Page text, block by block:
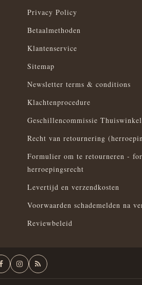
Privacy Policy
Betaalmethoden
Klantenservice
Sitemap
Newsletter terms & conditions
Klachtenprocedure
Geschillencommissie Thuiswinkel
Recht van retournering
Formulier om te retourneren -
herroepingsrecht
Levertijd en verzendkosten
Voorwaarden schademelden na
Reviewbeleid